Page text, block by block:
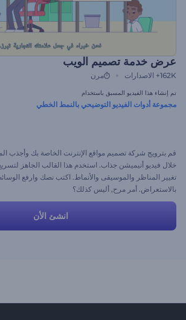
عرض خدمة تصميم الويب
162K+ الاصدارات مرن
تم إنشاء هذا الفيديو المسبق باستخدام
مجموعة أدوات الفيديو التوضيحي بالنمط الخطي
قم بترويج شركة تصميم مواقع الإنترنت الخاصة بك وأجذب
خلال فيديو أنيميشن جذاب. استخدم هذا القالب الجاهز
تغيير المناظر والموسيقى والأنماط. اكتب نصك وارفع
بالاستعراض. أمر مرح, أليس كذلك؟
انشئ الأن